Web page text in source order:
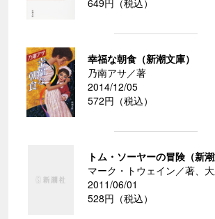
649円（税込）
幸福な朝食（新潮文庫）
乃南アサ／著
2014/12/05
572円（税込）
トム・ソーヤーの冒険（新潮
マーク・トウェイン／著、
2011/06/01
528円（税込）